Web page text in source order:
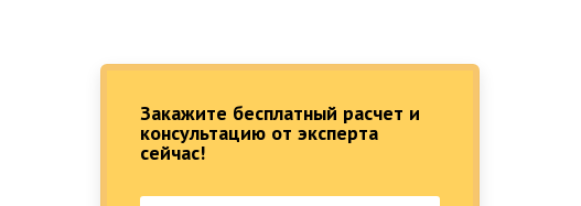
Закажите бесплатный расчет и
консультацию от эксперта
сейчас!